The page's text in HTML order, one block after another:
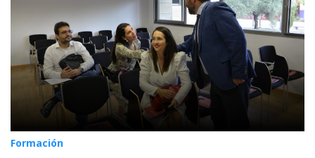
Formación